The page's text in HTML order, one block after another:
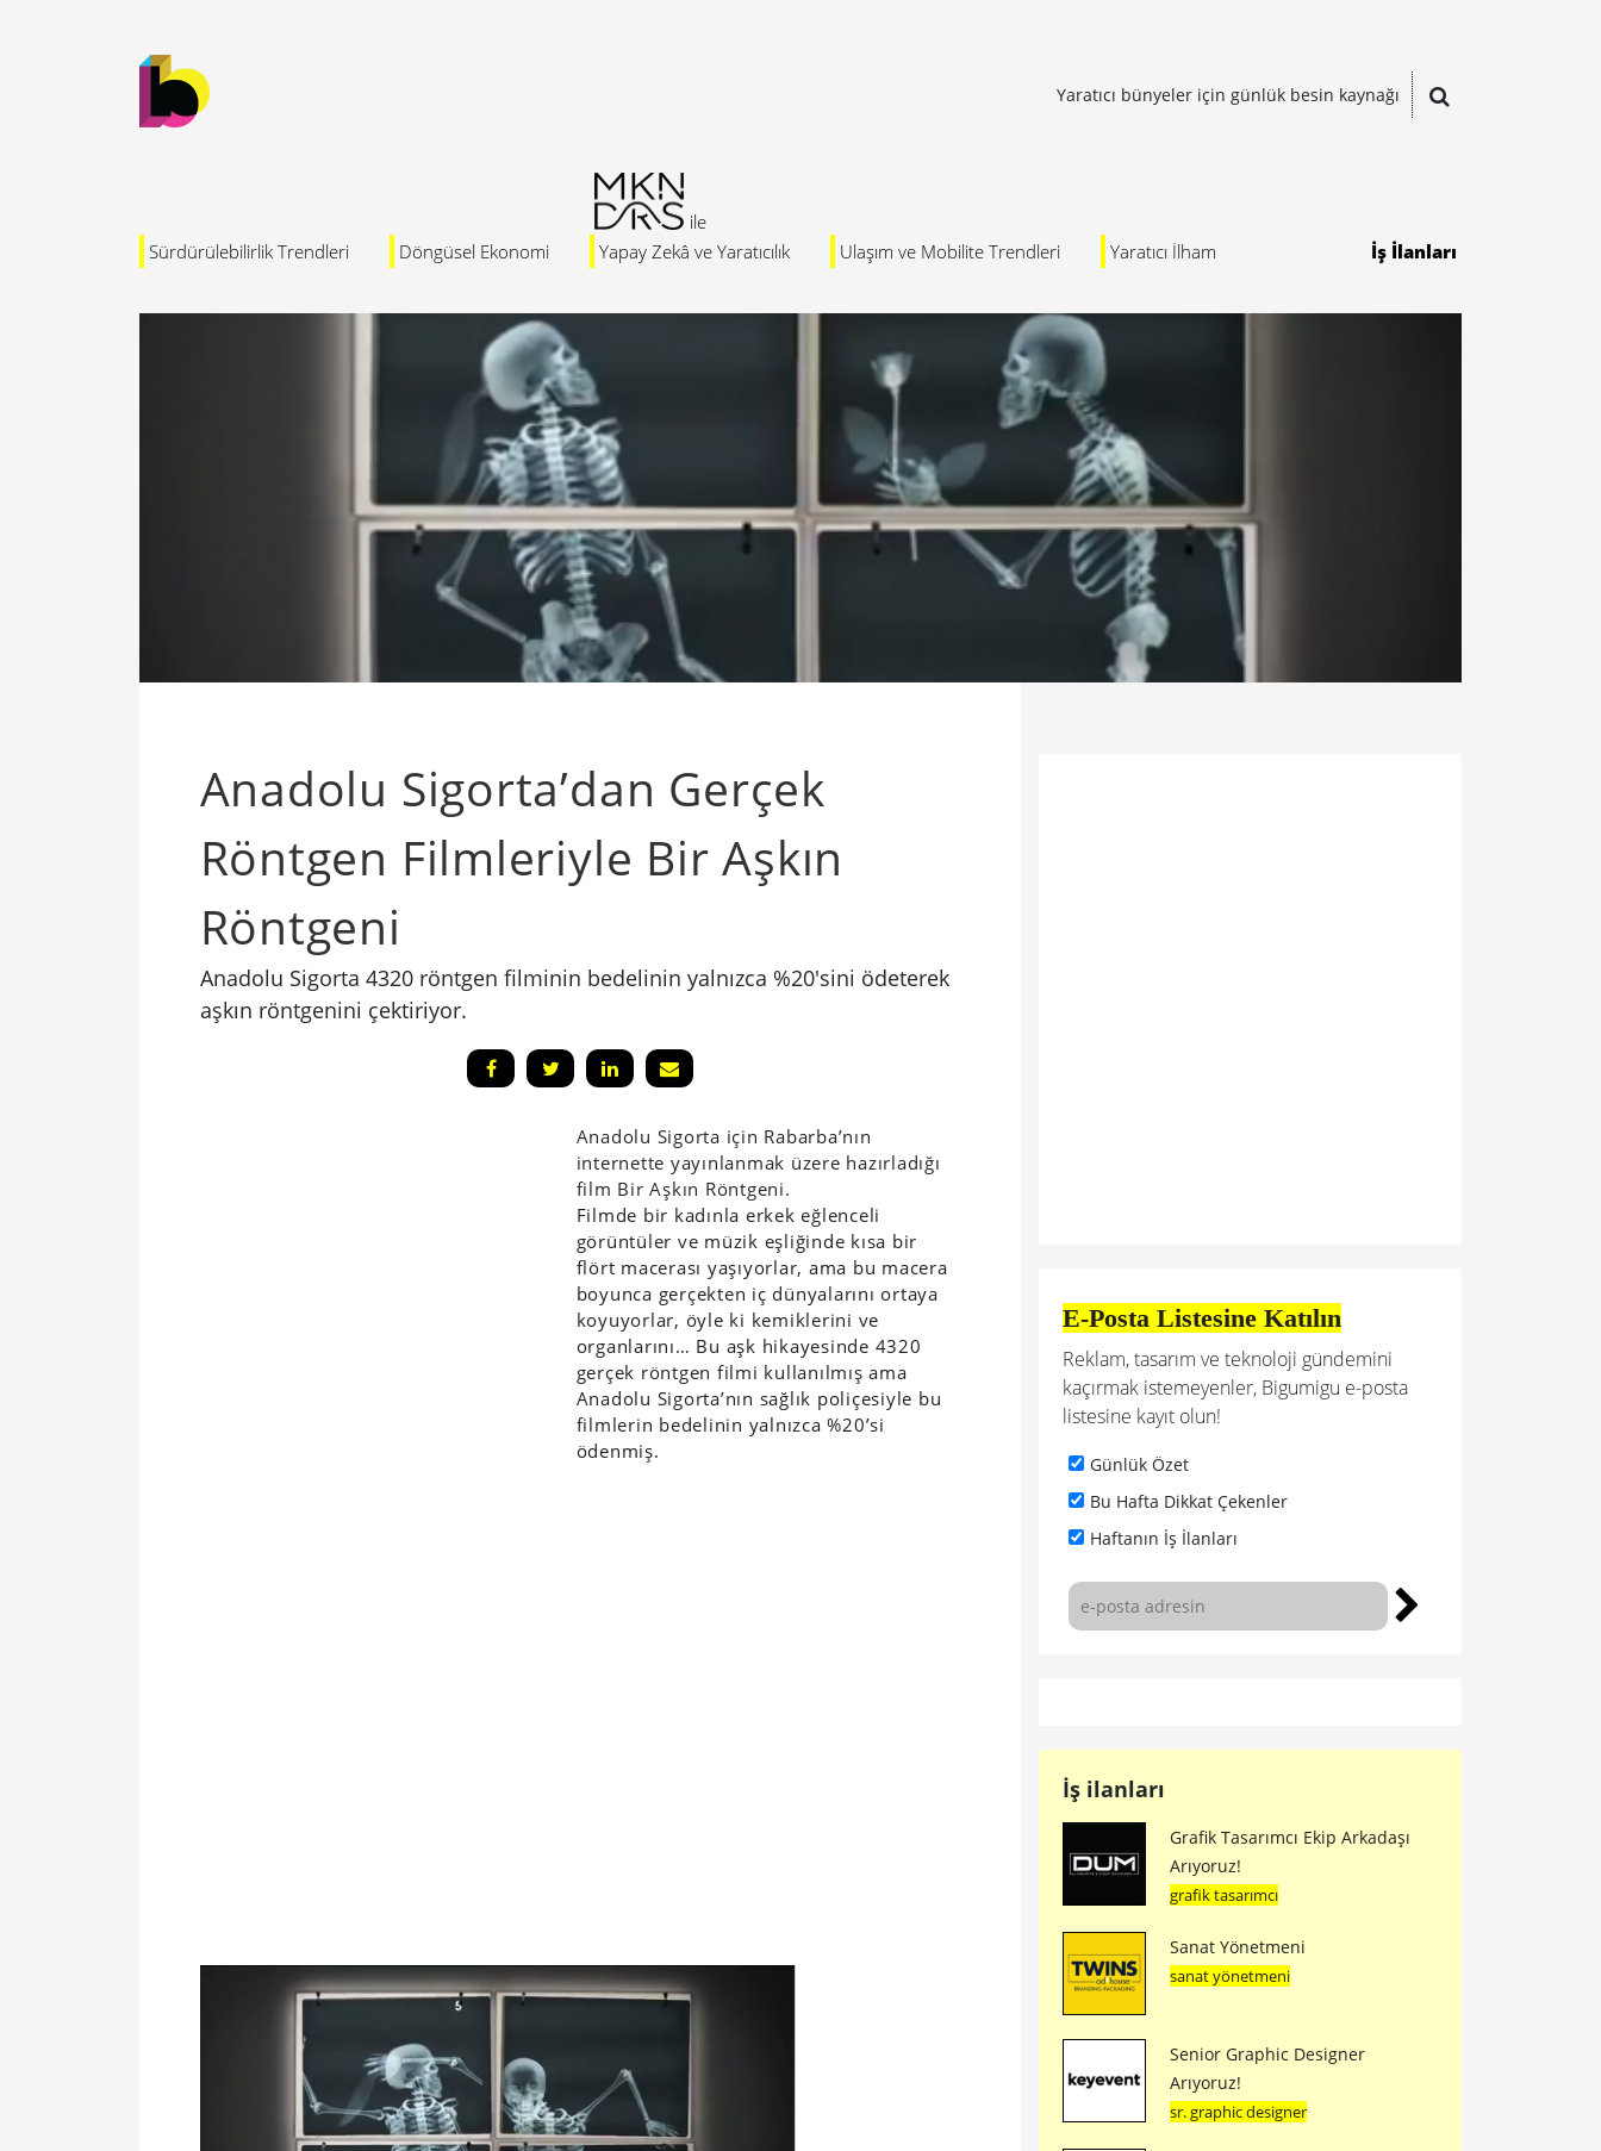
Yaratıcı bünyeler için günlük besin kaynağı
Sürdürülebilirlik Trendleri Döngüsel Ekonomi Yapay Zekâ ve Yaratıcılık Ulaşım ve Mobilite Trendleri Yaratıcı İlham İş İlanları
Anadolu Sigorta’dan Gerçek
Röntgen Filmleriyle Bir Aşkın
Röntgeni
Anadolu Sigorta 4320 röntgen filminin bedelinin yalnızca %20'sini ödeterek
aşkın röntgenini çektiriyor.
Anadolu Sigorta için Rabarba’nın
internette yayınlanmak üzere hazırladığı
film Bir Aşkın Röntgeni.
Filmde bir kadınla erkek eğlenceli
görüntüler ve müzik eşliğinde kısa bir
flört macerası yaşıyorlar, ama bu macera
boyunca gerçekten iç dünyalarını ortaya
koyuyorlar, öyle ki kemiklerini ve
organlarını… Bu aşk hikayesinde 4320
gerçek röntgen filmi kullanılmış ama
Anadolu Sigorta’nın sağlık poliçesiyle bu
filmlerin bedelinin yalnızca %20’si
ödenmiş.
E-Posta Listesine Katılın
Reklam, tasarım ve teknoloji gündemini
kaçırmak istemeyenler, Bigumigu e-posta
listesine kayıt olun!
Günlük Özet
Bu Hafta Dikkat Çekenler
Haftanın İş İlanları
İş ilanları
Grafik Tasarımcı Ekip Arkadaşı
Arıyoruz!
grafik tasarımcı
Sanat Yönetmeni
sanat yönetmeni
Senior Graphic Designer
Arıyoruz!
sr. graphic designer